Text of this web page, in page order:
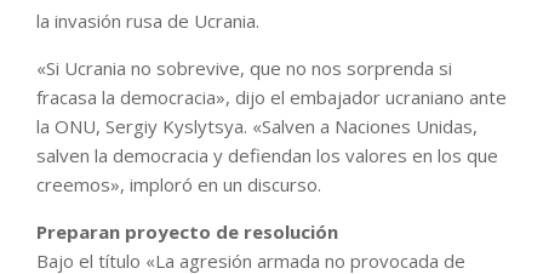
la invasión rusa de Ucrania.
«Si Ucrania no sobrevive, que no nos sorprenda si
fracasa la democracia», dijo el embajador ucraniano ante
la ONU, Sergiy Kyslytsya. «Salven a Naciones Unidas,
salven la democracia y defiendan los valores en los que
creemos», imploró en un discurso.
Preparan proyecto de resolución
Bajo el título «La agresión armada no provocada de